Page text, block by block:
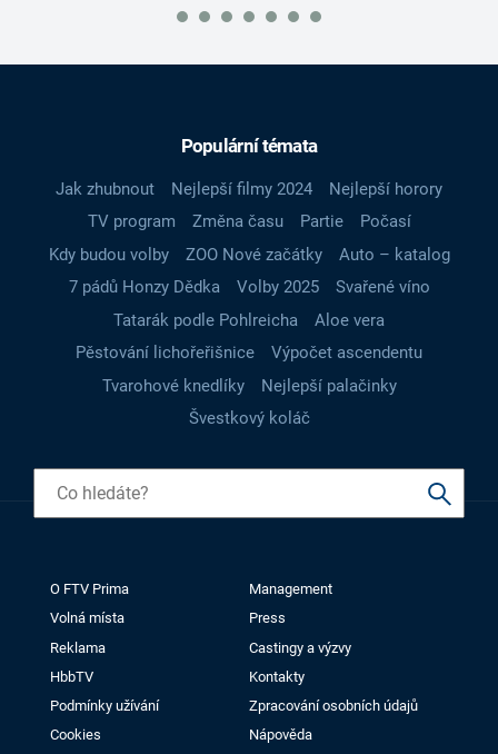
Populární témata
Jak zhubnout Nejlepší filmy 2024
Nejlepší horory
TV program
Změna času Partie
Počasí
Kdy budou volby
ZOO Nové začátky
Auto – katalog
7 pádů Honzy Dědka
Volby 2025
Svařené víno
Tatarák podle Pohlreicha
Aloe vera
Pěstování lichořeřišnice
Výpočet ascendentu
Tvarohové knedlíky
Nejlepší palačinky
Švestkový koláč
O FTV Prima
Management
Volná místa
Press
Reklama
Castingy a výzvy
HbbTV
Kontakty
Podmínky užívání
Zpracování osobních údajů
Cookies
Nápověda